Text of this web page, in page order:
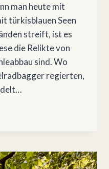
man heute mit
türkisblauen Seen
streift, ist es
die Relikte von
sind. Wo
regierten,